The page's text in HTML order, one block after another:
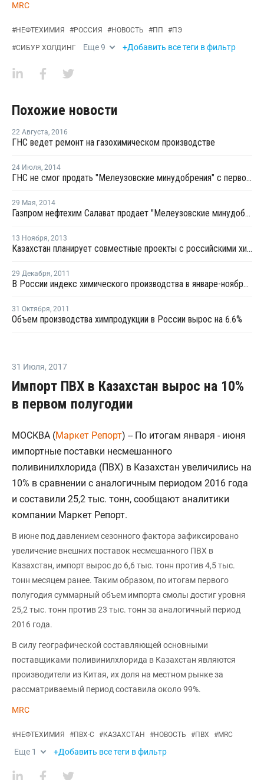
MRC
#НЕФТЕХИМИЯ #РОССИЯ #НОВОСТЬ #ПП #ПЭ
#СИБУР ХОЛДИНГ Еще9 +Добавить все теги в фильтр
Похожие новости
22 Августа, 2016
ГНС ведет ремонт на газохимическом производстве
24 Июля, 2014
ГНС не смог продать "Мелеузовские минудобрения" с первой попытки
29 Мая, 2014
Газпром нефтехим Салават продает "Мелеузовские минудобрения"
13 Ноября, 2013
Казахстан планирует совместные проекты с российскими химическими компаниями
29 Декабря, 2011
В России индекс химического производства в январе-ноябре вырос на 5.6%
31 Октября, 2011
Объем производства химпродукции в России вырос на 6.6%
31 Июля, 2017
Импорт ПВХ в Казахстан вырос на 10%
в первом полугодии
МОСКВА (Маркет Репорт) -- По итогам января - июня
импортные поставки несмешанного
поливинилхлорида (ПВХ) в Казахстан увеличились на
10% в сравнении с аналогичным периодом 2016 года
и составили 25,2 тыс. тонн, сообщают аналитики
компании Маркет Репорт.
В июне под давлением сезонного фактора зафиксировано
увеличение внешних поставок несмешанного ПВХ в
Казахстан, импорт вырос до 6,6 тыс. тонн против 4,5 тыс.
тонн месяцем ранее. Таким образом, по итогам первого
полугодия суммарный объем импорта смолы достиг уровня
25,2 тыс. тонн против 23 тыс. тонн за аналогичный период
2016 года.
В силу географической составляющей основными
поставщиками поливинилхлорида в Казахстан являются
производители из Китая, их доля на местном рынке за
рассматриваемый период составила около 99%.
MRC
#НЕФТЕХИМИЯ #ПВХ-С #КАЗАХСТАН #НОВОСТЬ #ПВХ #MRC
Еще 1 +Добавить все теги в фильтр